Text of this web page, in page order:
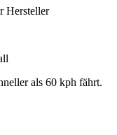
Hersteller
als 60 kph fährt.